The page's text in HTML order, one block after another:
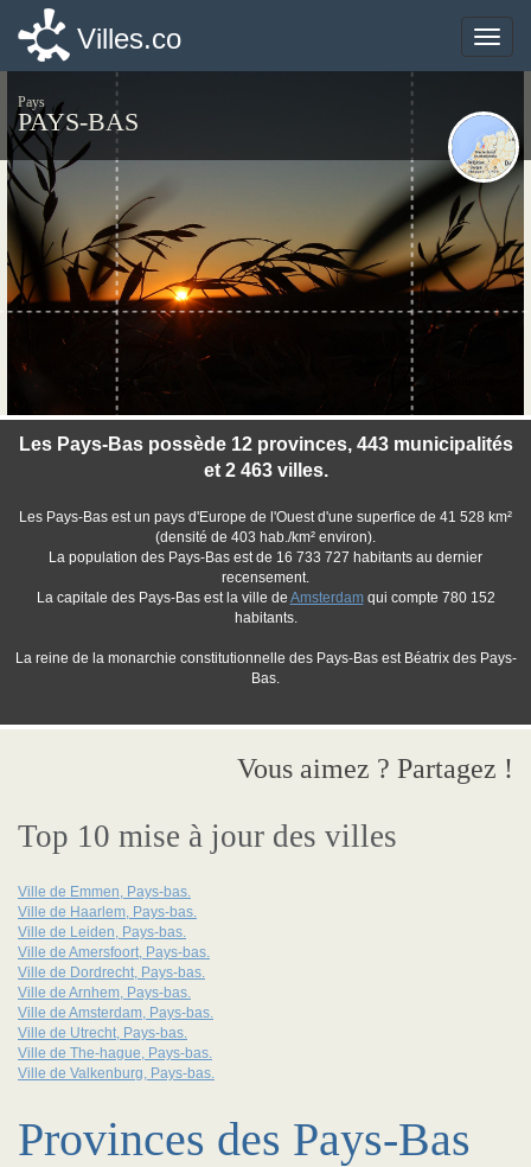
Toggle
Villes.co
Pays
PAYS-BAS
Les Pays-Bas possède 12 provinces, 443 municipalités
et 2 463 villes.
Les Pays-Bas est un pays d'Europe de l'Ouest d'une superfice de 41 528 km²
(densité de 403 hab./km² environ).
La population des Pays-Bas est de 16 733 727 habitants au dernier
recensement.
La capitale des Pays-Bas est la ville de Amsterdamqui compte 780 152
habitants.
La reine de la monarchie constitutionnelle des Pays-Bas est Béatrix des Pays-
Bas.
Vous aimez ? Partagez !
Top 10 mise à jour des villes
Ville de Emmen, Pays-bas.
Ville de Haarlem, Pays-bas.
Ville de Leiden, Pays-bas.
Ville de Amersfoort, Pays-bas.
Ville de Dordrecht, Pays-bas.
Ville de Arnhem, Pays-bas.
Ville de Amsterdam, Pays-bas.
Ville de Utrecht, Pays-bas.
Ville de The-hague, Pays-bas.
Ville de Valkenburg, Pays-bas.
Provinces des Pays-Bas
Toggle
Villes.co